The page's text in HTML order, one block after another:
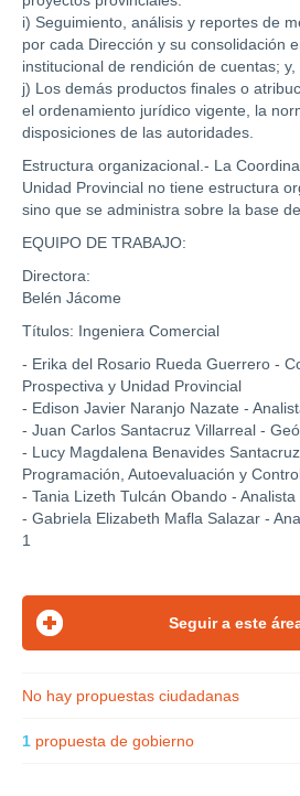
i) Seguimiento, análisis y reportes de
por cada Dirección y su consolidación
institucional de rendición de cuentas; y,
j) Los demás productos finales o
el ordenamiento jurídico vigente, la
disposiciones de las autoridades.
Estructura organizacional.- La
Unidad Provincial no tiene estructura
sino que se administra sobre la base
EQUIPO DE TRABAJO:
Directora:
Belén Jácome
Títulos: Ingeniera Comercial
- Erika del Rosario Rueda Guerrero -
Prospectiva y Unidad Provincial
- Edison Javier Naranjo Nazate -
- Juan Carlos Santacruz Villarreal -
- Lucy Magdalena Benavides
Programación, Autoevaluación y
- Tania Lizeth Tulcán Obando - Analista
- Gabriela Elizabeth Mafla Salazar -
1
No hay propuestas ciudadanas
1 propuesta de gobierno